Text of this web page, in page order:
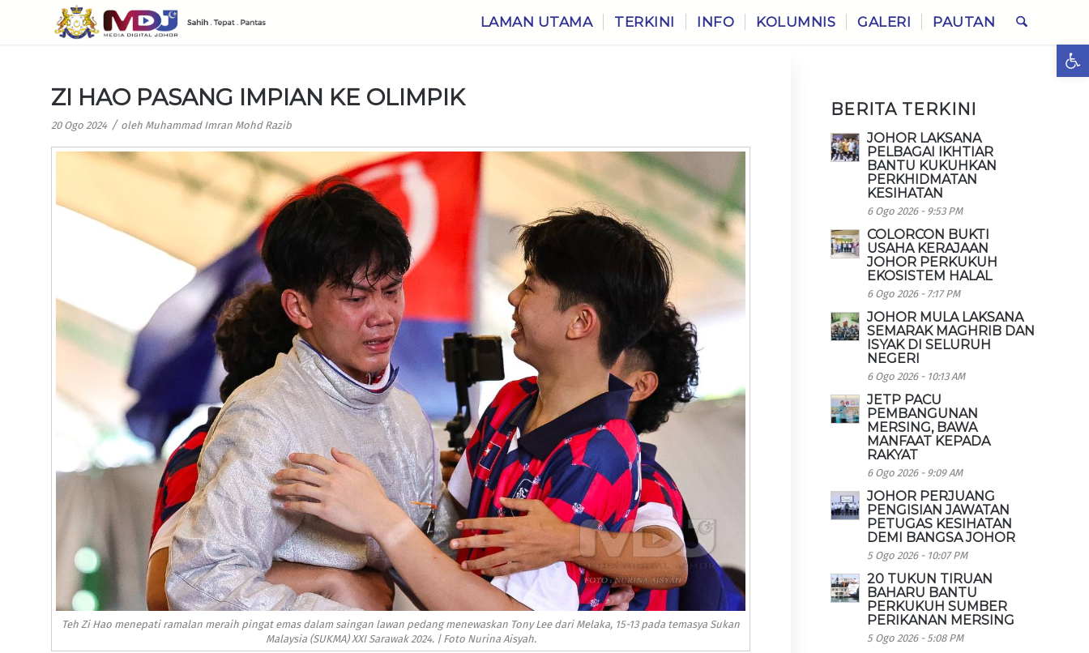
LAMAN UTAMA TERKINI INFO KOLUMNIS GALERI PAUTAN
ZI HAO PASANG IMPIAN KE OLIMPIK
20 Ogo 2024 / oleh Muhammad Imran Mohd Razib
Teh Zi Hao menepati ramalan meraih pingat emas dalam saingan lawan pedang menewaskan Tony Lee dari Melaka, 15-13 pada temasya Sukan
Malaysia (SUKMA) XXI Sarawak 2024. | Foto Nurina Aisyah.
BERITA TERKINI
JOHOR LAKSANA
PELBAGAI IKHTIAR
BANTU KUKUHKAN
PERKHIDMATAN
KESIHATAN
6 Ogo 2026 - 9:53 PM
COLORCON BUKTI
USAHA KERAJAAN
JOHOR PERKUKUH
EKOSISTEM HALAL
6 Ogo 2026 - 7:17 PM
JOHOR MULA LAKSANA
SEMARAK MAGHRIB DAN
ISYAK DI SELURUH
NEGERI
6 Ogo 2026 - 10:13 AM
JETP PACU
PEMBANGUNAN
MERSING, BAWA
MANFAAT KEPADA
RAKYAT
6 Ogo 2026 - 9:09 AM
JOHOR PERJUANG
PENGISIAN JAWATAN
PETUGAS KESIHATAN
DEMI BANGSA JOHOR
5 Ogo 2026 - 10:07 PM
20 TUKUN TIRUAN
BAHARU BANTU
PERKUKUH SUMBER
PERIKANAN MERSING
5 Ogo 2026 - 5:08 PM